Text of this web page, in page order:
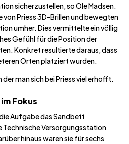
sicherzustellen, so Ole Madsen.
von Priess 3D-Brillen und bewegten
umher. Dies vermittelte ein völlig
Gefühl für die Position der
Konkret resultierte daraus, dass
Orten platziert wurden.
der man sich bei Priess viel erhofft.
Fokus
Aufgabe das Sandbett
Versorgungsstation
hinaus waren sie für sechs